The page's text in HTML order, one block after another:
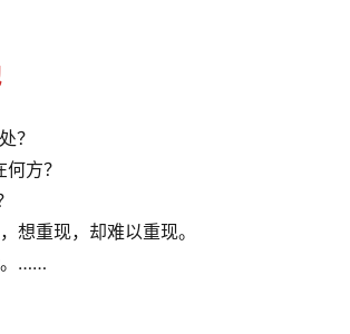
？
方？
想重现，却难以重现。
。……